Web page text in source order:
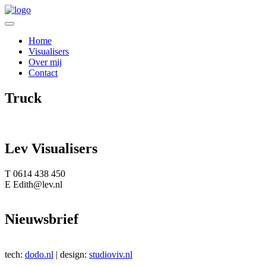
Home
Visualisers
Over mij
Contact
Truck
Lev Visualisers
T 0614 438 450
E Edith@lev.nl
Nieuwsbrief
tech: dodo.nl | design: studioviv.nl